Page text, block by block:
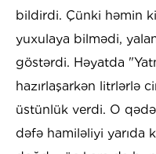
bildirdi. Çünki həmin
yuxulaya bilmədi,
göstərdi. Həyatda
hazırlaşarkən litrlərlə
üstünlük verdi. O
dəfə hamiləliyi yarıda